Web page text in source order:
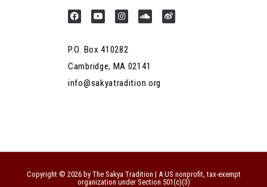
P.O. Box 410282
Cambridge, MA 02141
info@sakyatradition.org
Copyright © 2026 by The Sakya Tradition | A US nonprofit, tax-exempt
organization under Section 501(c)(3)